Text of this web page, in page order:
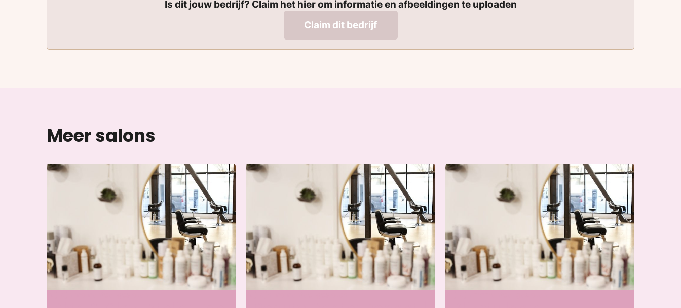
Is dit jouw bedrijf? Claim het hier om informatie en afbeeldingen te uploaden
Claim dit bedrijf
Meer salons